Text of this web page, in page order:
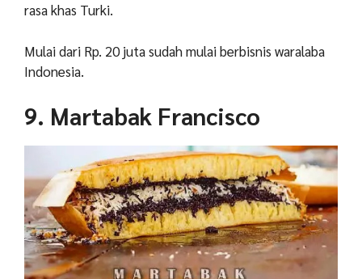
rasa khas Turki.
Mulai dari Rp. 20 juta sudah mulai berbisnis waralaba
Indonesia.
9. Martabak Francisco